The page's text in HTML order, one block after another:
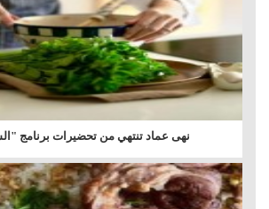
نهى عماد تنتهي من تحضيرات برنامج